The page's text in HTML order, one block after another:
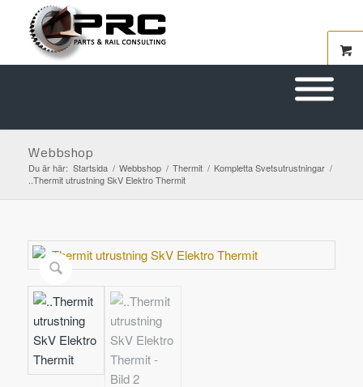
Webbshop
Du är här: Startsida / Webbshop / Thermit / Kompletta Svetsutrustningar /
..Thermit utrustning SkV Elektro Thermit